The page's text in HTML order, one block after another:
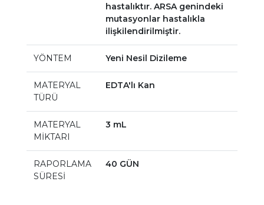
hastalıktır. ARSA genindeki
mutasyonlar hastalıkla
ilişkilendirilmiştir.
YÖNTEM Yeni Nesil Dizileme
MATERYAL
TÜRÜ
EDTA'lı Kan
MATERYAL
MİKTARI
3 mL
RAPORLAMA
SÜRESİ
40 GÜN